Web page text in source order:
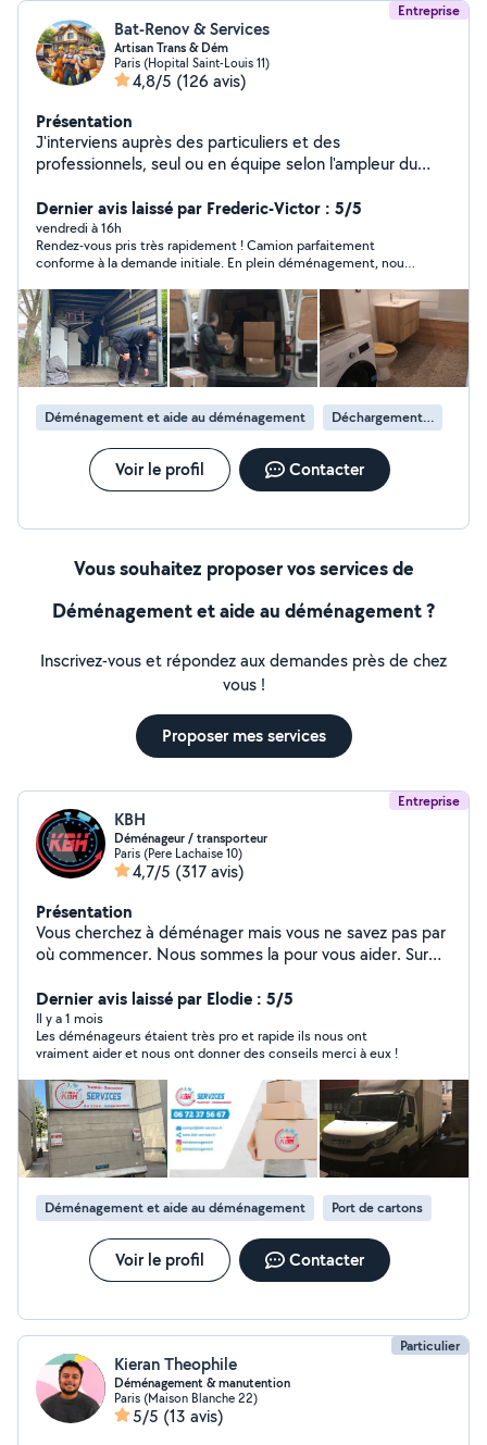
Entreprise
Bat-Renov & Services
Artisan Trans & Dém
Paris (Hopital Saint-Louis 11)
4,8/5 (126 avis)
Présentation
J'interviens auprès des particuliers et des
professionnels, seul ou en équipe selon l'ampleur du
extérieurs : remise en état, rénovation complète
(peinture, plomberie, électricité, sols, menuiserie,
parquet, etc.), ainsi que pour vos déménagements,
manutention lourde et aide au
chargement/déchargement. Travail soigné et sérieux,
respect des délais, et prestations couvertes par une
garantie décennale pour votre tranquillité. Devis clair et
personnalisé sur demande.
Dernier avis laissé par Frederic-Victor : 5/5
vendredi à 16h
Rendez-vous pris très rapidement ! Camion parfaitement
conforme à la demande initiale. En plein déménagement, nous
chauffeur, un jeune homme grand et costaud prénommé Saki,
nous a énormément aidés. Son aide nous a été précieuse !
💪🏻 Je recommande vivement cette équipe pour son sérieux,
sa réactivité et sa gentillesse. Encore un immense merci à toi,
Saki, tu as été au top ! 🙏🏻💪🏻 Frédéric-Victor Granchamp
Déménagement et aide au déménagement Déchargement de camion de déménagement
Voir le profil Contacter
Vous souhaitez proposer vos services de
Déménagement et aide au déménagement ?
Inscrivez-vous et répondez aux demandes près de chez
vous !
Proposer mes services
Entreprise
KBH
Déménageur / transporteur
Paris (Pere Lachaise 10)
4,7/5 (317 avis)
Présentation
Vous cherchez à déménager mais vous ne savez pas par
où commencer. Nous sommes la pour vous aider. Sur
France et pays frontalier, le choix d'un déménageur
certifier qualité est de première importance.
Dernier avis laissé par Elodie : 5/5
Il y a 1 mois
Les déménageurs étaient très pro et rapide ils nous ont
vraiment aider et nous ont donner des conseils merci à eux !
Déménagement et aide au déménagement Port de cartons
Voir le profil Contacter
Particulier
Kieran Theophile
Déménagement & manutention
Paris (Maison Blanche 22)
5/5 (13 avis)